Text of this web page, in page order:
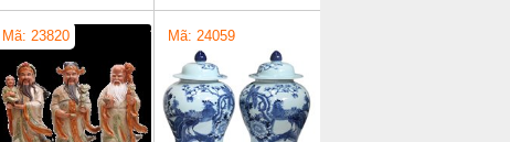
Mã: 23820 Mã: 24059